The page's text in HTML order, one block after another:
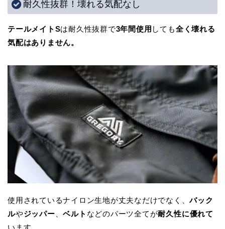
耐久性抜群！壊れる気配なし
テールメイトSは耐久性抜群で3年間使用 しても全く壊れる
気配はありません。
使用されているナイロン生地が丈夫なだけでなく、バック
ルやジッパー 、ベルト などのパーツ全てが耐久性に優れて
います。